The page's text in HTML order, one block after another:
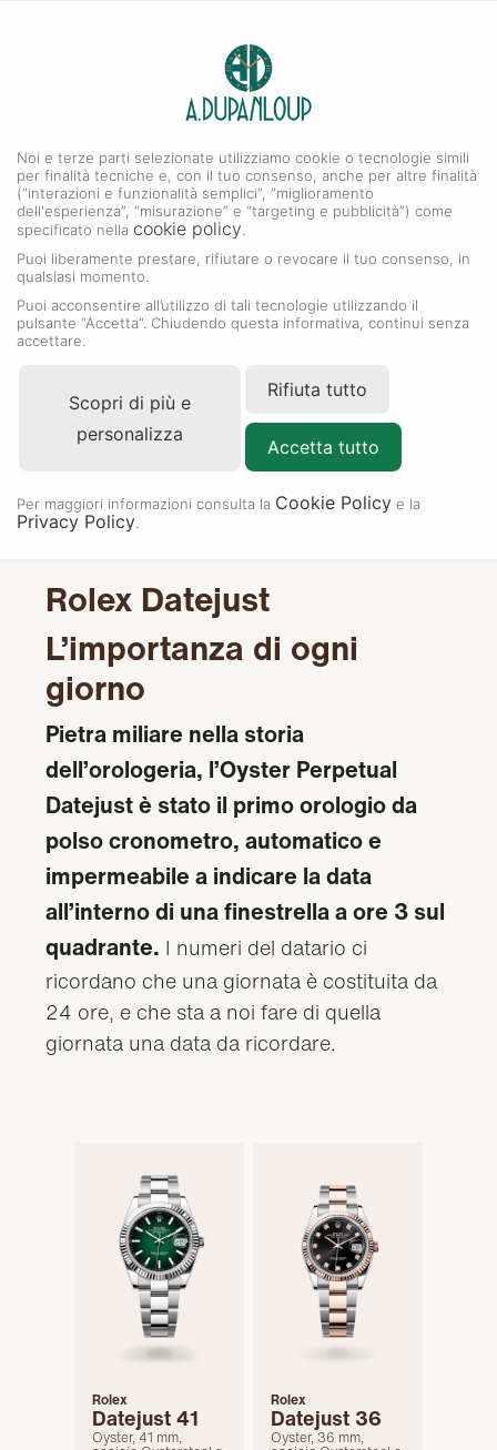
Orologi Rolex
Rolex Datejust
L’importanza di ogni
giorno
Pietra miliare nella storia
dell’orologeria, l’Oyster Perpetual
Datejust è stato il primo orologio da
polso cronometro, automatico e
impermeabile a indicare la data
all’interno di una finestrella a ore 3 sul
quadrante. I numeri del datario ci
ricordano che una giornata è costituita da
24 ore, e che sta a noi fare di quella
giornata una data da ricordare.
Rolex
Datejust 41
Oyster, 41 mm,
Rolex
Datejust 36
Oyster, 36 mm,
Noi e terze parti selezionate utilizziamo cookie o tecnologie simili
per finalità tecniche e, con il tuo consenso, anche per altre finalità
(“interazioni e funzionalità semplici”, “miglioramento
dell'esperienza”, “misurazione” e “targeting e pubblicità”) come
specificato nella cookie policy
Puoi liberamente prestare, rifiutare o revocare il tuo consenso, in
qualsiasi momento.
Puoi acconsentire all’utilizzo di tali tecnologie utilizzando il
pulsante “Accetta”. Chiudendo questa informativa, continui senza
accettare.
Scopri di più e
personalizza
Rifiuta tutto
Accetta tutto
Per maggiori informazioni consulta la Cookie Policy e la
Privacy Policy